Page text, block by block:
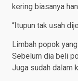
kering biasanya
“Itupun tak usah
Limbah popok
Sebelum dia beli
Juga sudah dalam